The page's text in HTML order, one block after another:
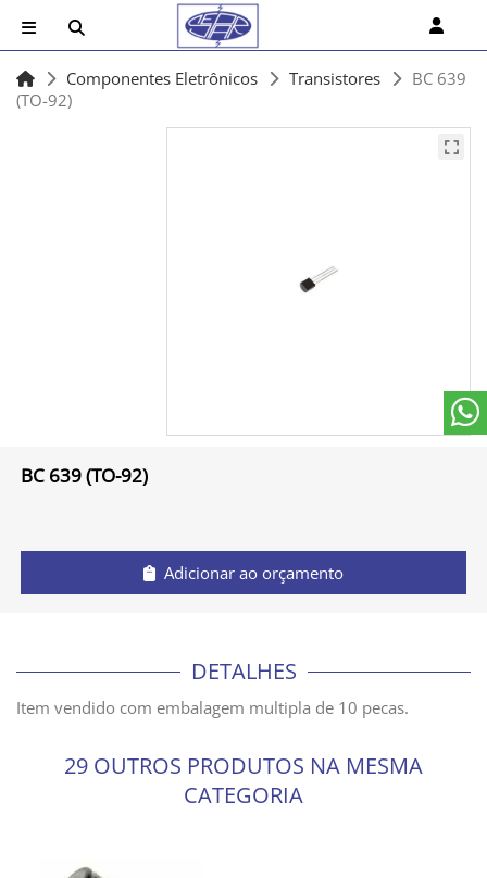
Componentes Eletrônicos Transistores
BC 639
(TO-92)
BC 639 (TO-92)
Adicionar ao orçamento
DETALHES
Item vendido com embalagem multipla de 10 pecas.
29 OUTROS PRODUTOS NA MESMA
CATEGORIA